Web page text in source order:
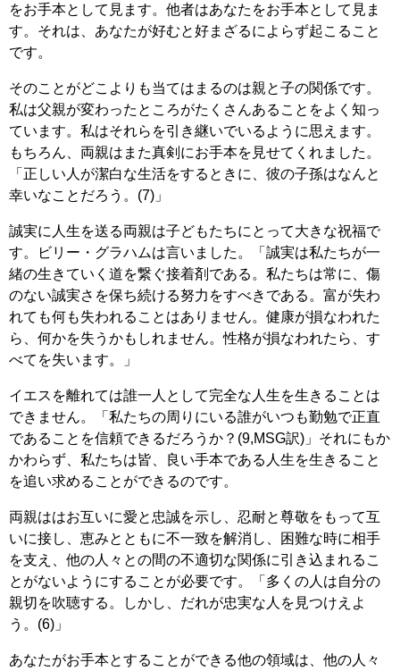
をお手本として見ます。他者はあなたをお手本として見ま
す。それは、あなたが好むと好まざるによらず起こること
です。
そのことがどこよりも当てはまるのは親と子の関係です。
私は父親が変わったところがたくさんあることをよく知っ
ています。私はそれらを引き継いでいるように思えます。
もちろん、両親はまた真剣にお手本を見せてくれました。
「正しい人が潔白な生活をするときに、彼の子孫はなんと
幸いなことだろう。(7)」
誠実に人生を送る両親は子どもたちにとって大きな祝福で
す。ビリー・グラハムは言いました。「誠実は私たちが一
緒の生きていく道を繋ぐ接着剤である。私たちは常に、傷
のない誠実さを保ち続ける努力をすべきである。富が失わ
れても何も失われることはありません。健康が損なわれた
ら、何かを失うかもしれません。性格が損なわれたら、す
べてを失います。」
イエスを離れては誰一人として完全な人生を生きることは
できません。「私たちの周りにいる誰がいつも勤勉で正直
であることを信頼できるだろうか？(9,MSG訳)」それにもか
かわらず、私たちは皆、良い手本である人生を生きること
を追い求めることができるのです。
両親ははお互いに愛と忠誠を示し、忍耐と尊敬をもって互
いに接し、恵みとともに不一致を解消し、困難な時に相手
を支え、他の人々との間の不適切な関係に引き込まれるこ
とがないようにすることが必要です。「多くの人は自分の
親切を吹聴する。しかし、だれが忠実な人を見つけえよ
う。(6)」
あなたがお手本とすることができる他の領域は、他の人々